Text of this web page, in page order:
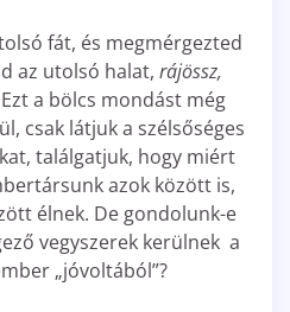
fát, és megmérgezted
az utolsó halat, rájössz,
Ezt a bölcs mondást még
csak látjuk a szélsőséges
találgatjuk, hogy miért
azok között is,
élnek. De gondolunk-e
vegyszerek kerülnek a
„jóvoltából”?